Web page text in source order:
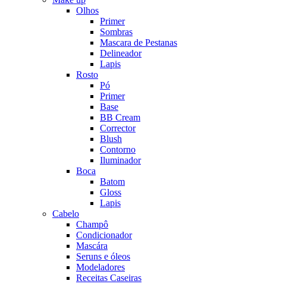
Olhos
Primer
Sombras
Mascara de Pestanas
Delineador
Lapis
Rosto
Pó
Primer
Base
BB Cream
Corrector
Blush
Contorno
Iluminador
Boca
Batom
Gloss
Lapis
Cabelo
Champô
Condicionador
Mascára
Seruns e óleos
Modeladores
Receitas Caseiras